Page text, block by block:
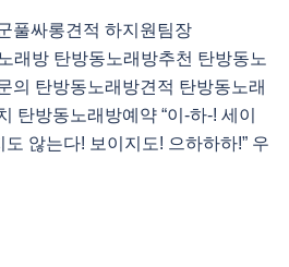
풀싸롱견적 하지원팀장
래방 탄방동노래방추천 탄방동노
의 탄방동노래방견적 탄방동노래
탄방동노래방예약 “이-하-! 세이
도 않는다! 보이지도! 으하하하!” 우